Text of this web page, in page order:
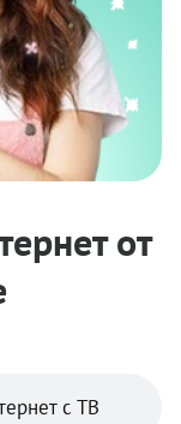
от
с ТВ